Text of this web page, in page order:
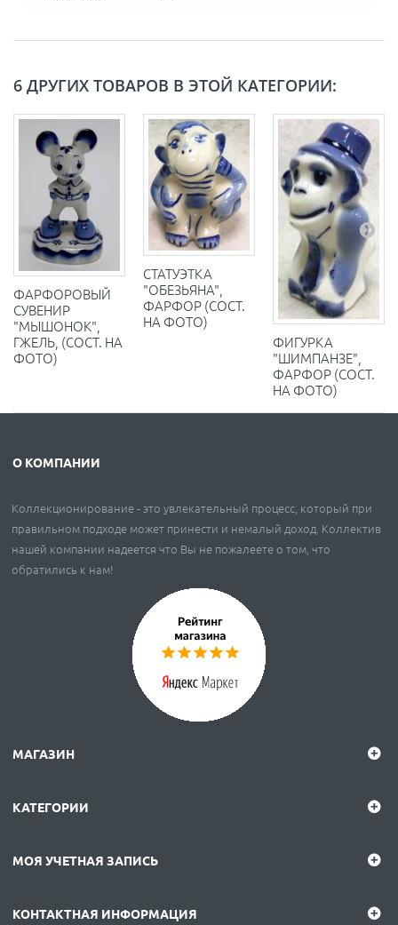
6 ДРУГИХ ТОВАРОВ В ЭТОЙ КАТЕГОРИИ:
ФАРФОРОВЫЙ
СУВЕНИР
"МЫШОНОК",
ГЖЕЛЬ, (СОСТ. НА
ФОТО)
СТАТУЭТКА
"ОБЕЗЬЯНА",
ФАРФОР (СОСТ.
НА ФОТО)
ФИГУРКА
"ШИМПАНЗЕ",
ФАРФОР (СОСТ.
НА ФОТО)
О КОМПАНИИ
Коллекционирование - это увлекательный процесс, который при
правильном подходе может принести и немалый доход. Коллектив
нашей компании надеется что Вы не пожалеете о том, что
обратились к нам!
МАГАЗИН
КАТЕГОРИИ
МОЯ УЧЕТНАЯ ЗАПИСЬ
КОНТАКТНАЯ ИНФОРМАЦИЯ